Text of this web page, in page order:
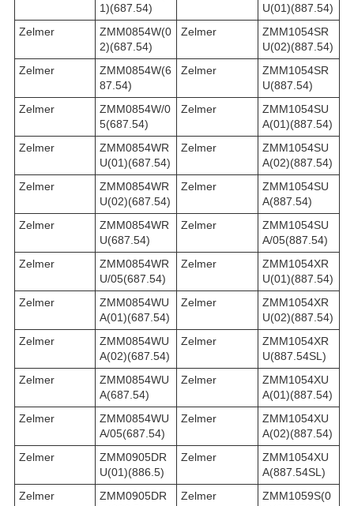
1)(687.54)
U(01)(887.54)
Zelmer
ZMM0854W(0
2)(687.54)
Zelmer
ZMM1054SR
U(02)(887.54)
Zelmer
ZMM0854W(6
87.54)
Zelmer
ZMM1054SR
U(887.54)
Zelmer
ZMM0854W/0
5(687.54)
Zelmer
ZMM1054SU
A(01)(887.54)
Zelmer
ZMM0854WR
U(01)(687.54)
Zelmer
ZMM1054SU
A(02)(887.54)
Zelmer
ZMM0854WR
U(02)(687.54)
Zelmer
ZMM1054SU
A(887.54)
Zelmer
ZMM0854WR
U(687.54)
Zelmer
ZMM1054SU
A/05(887.54)
Zelmer
ZMM0854WR
U/05(687.54)
Zelmer
ZMM1054XR
U(01)(887.54)
Zelmer
ZMM0854WU
A(01)(687.54)
Zelmer
ZMM1054XR
U(02)(887.54)
Zelmer
ZMM0854WU
A(02)(687.54)
Zelmer
ZMM1054XR
U(887.54SL)
Zelmer
ZMM0854WU
A(687.54)
Zelmer
ZMM1054XU
A(01)(887.54)
Zelmer
ZMM0854WU
A/05(687.54)
Zelmer
ZMM1054XU
A(02)(887.54)
Zelmer
ZMM0905DR
U(01)(886.5)
Zelmer
ZMM1054XU
A(887.54SL)
Zelmer
ZMM0905DR
Zelmer
ZMM1059S(0